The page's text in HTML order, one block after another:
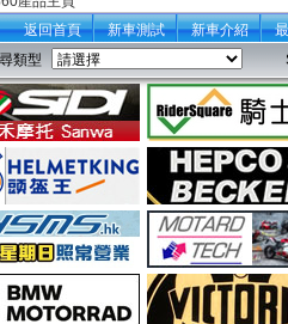
返回首頁
新車測試 新車介紹
類型